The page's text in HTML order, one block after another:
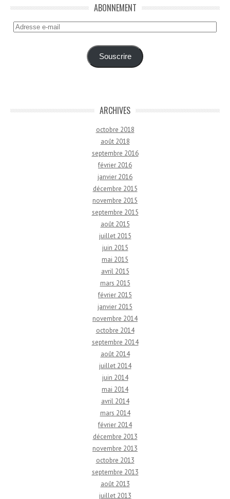
ABONNEMENT
Adresse
Souscrire
ARCHIVES
octobre 2018
août 2018
septembre 2016
février 2016
janvier 2016
décembre 2015
novembre 2015
septembre 2015
août 2015
juillet 2015
juin 2015
mai 2015
avril 2015
mars 2015
février 2015
janvier 2015
novembre 2014
octobre 2014
septembre 2014
août 2014
juillet 2014
juin 2014
mai 2014
avril 2014
mars 2014
février 2014
décembre 2013
novembre 2013
octobre 2013
septembre 2013
août 2013
juillet 2013